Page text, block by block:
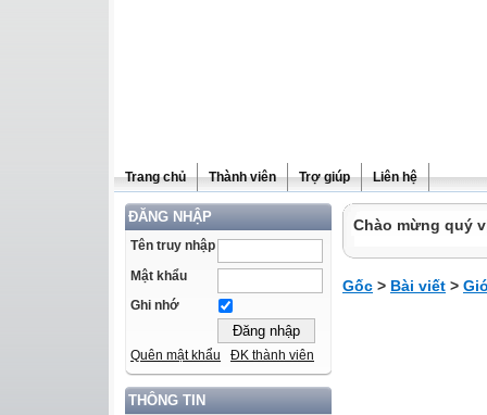
Trang chủ Thành viên Trợ giúp Liên hệ
ĐĂNG NHẬP
Tên truy nhập
Mật khẩu
Ghi nhớ
Quên mật khẩu ĐK thành viên
THÔNG TIN
Chào mừng quý
Gốc > Bài viết >